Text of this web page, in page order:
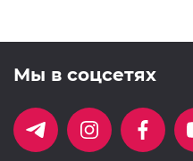
Мы в соцсетях